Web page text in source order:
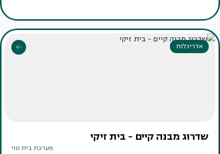
אדריכלות
שדרוג מבנה קיים - בית זיקי
מערכת בית ונוי